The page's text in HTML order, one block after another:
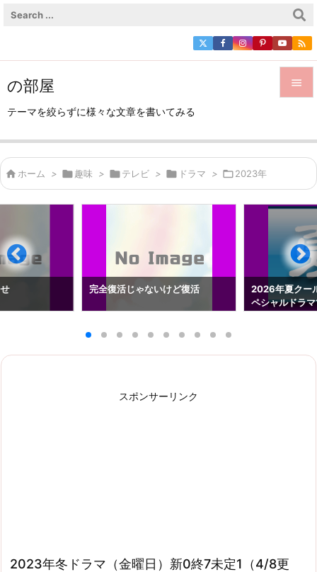
の部屋
テーマを絞らずに様々な文章を書いてみる


サイド


次へ

検索

 ホーム > 趣味 > テレビ >  ドラマ > 2023年
完全復活じゃないけど復活
2026年夏クー
ペシャルドラ
スポンサーリンク
2023年冬ドラマ（金曜日）新0終7未定1（4/8更